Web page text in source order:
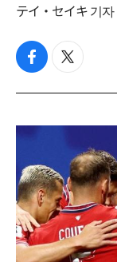
テイ・セイキ 기자
f
c
b
o
k
t
i
t